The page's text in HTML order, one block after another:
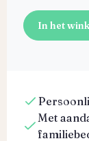
In het
Met